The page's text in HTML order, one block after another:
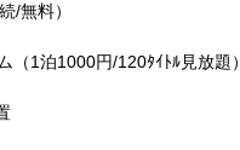
/無料）
1泊1000円/120ﾀｲﾄﾙ見放題）